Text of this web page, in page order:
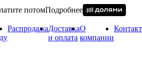
потомПодробнее
РаспродажаДоставка
и оплата
О
компании